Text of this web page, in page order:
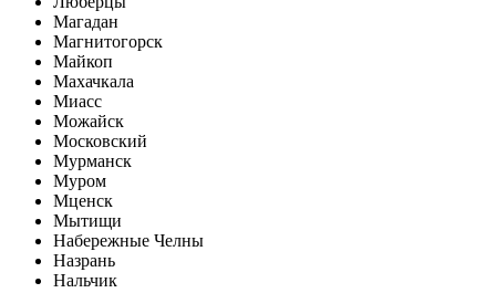
Магадан
Магнитогорск
Майкоп
Махачкала
Миасс
Можайск
Московский
Мурманск
Муром
Мценск
Мытищи
Набережные Челны
Назрань
Нальчик